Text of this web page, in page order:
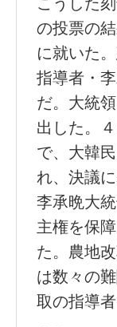
の投票の
に就いた
指導者・
だ。大統
出した。
で、大韓
れ、決議
李承晩大
主権を保
た。農地
は数々の
取の指導者